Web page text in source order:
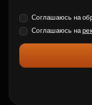
Соглашаюсь на
Соглашаюсь на